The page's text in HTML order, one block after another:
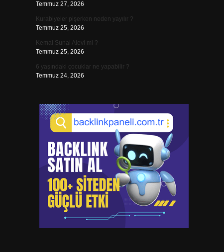
Temmuz 27, 2026
Kurabiyeler pişerken neden yayılır ?
Temmuz 25, 2026
Kemal Sunal Alevi mi ?
Temmuz 25, 2026
6 yaşındaki çocuklar ne yapabilir ?
Temmuz 24, 2026